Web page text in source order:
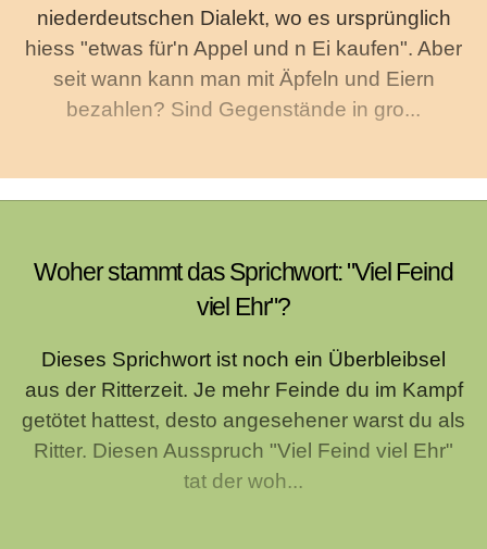
niederdeutschen Dialekt, wo es ursprünglich
hiess "etwas für'n Appel und n Ei kaufen". Aber
seit wann kann man mit Äpfeln und Eiern
bezahlen? Sind Gegenstände in gro...
Woher stammt das Sprichwort: "Viel Feind
viel Ehr"?
Dieses Sprichwort ist noch ein Überbleibsel
aus der Ritterzeit. Je mehr Feinde du im Kampf
getötet hattest, desto angesehener warst du als
Ritter. Diesen Ausspruch "Viel Feind viel Ehr"
tat der woh...